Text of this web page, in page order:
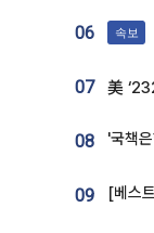
06 속보
07
08
09